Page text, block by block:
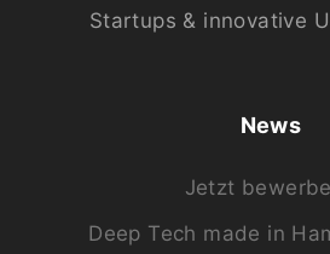
Startups & innovative
News
Jetzt
Deep Tech made in